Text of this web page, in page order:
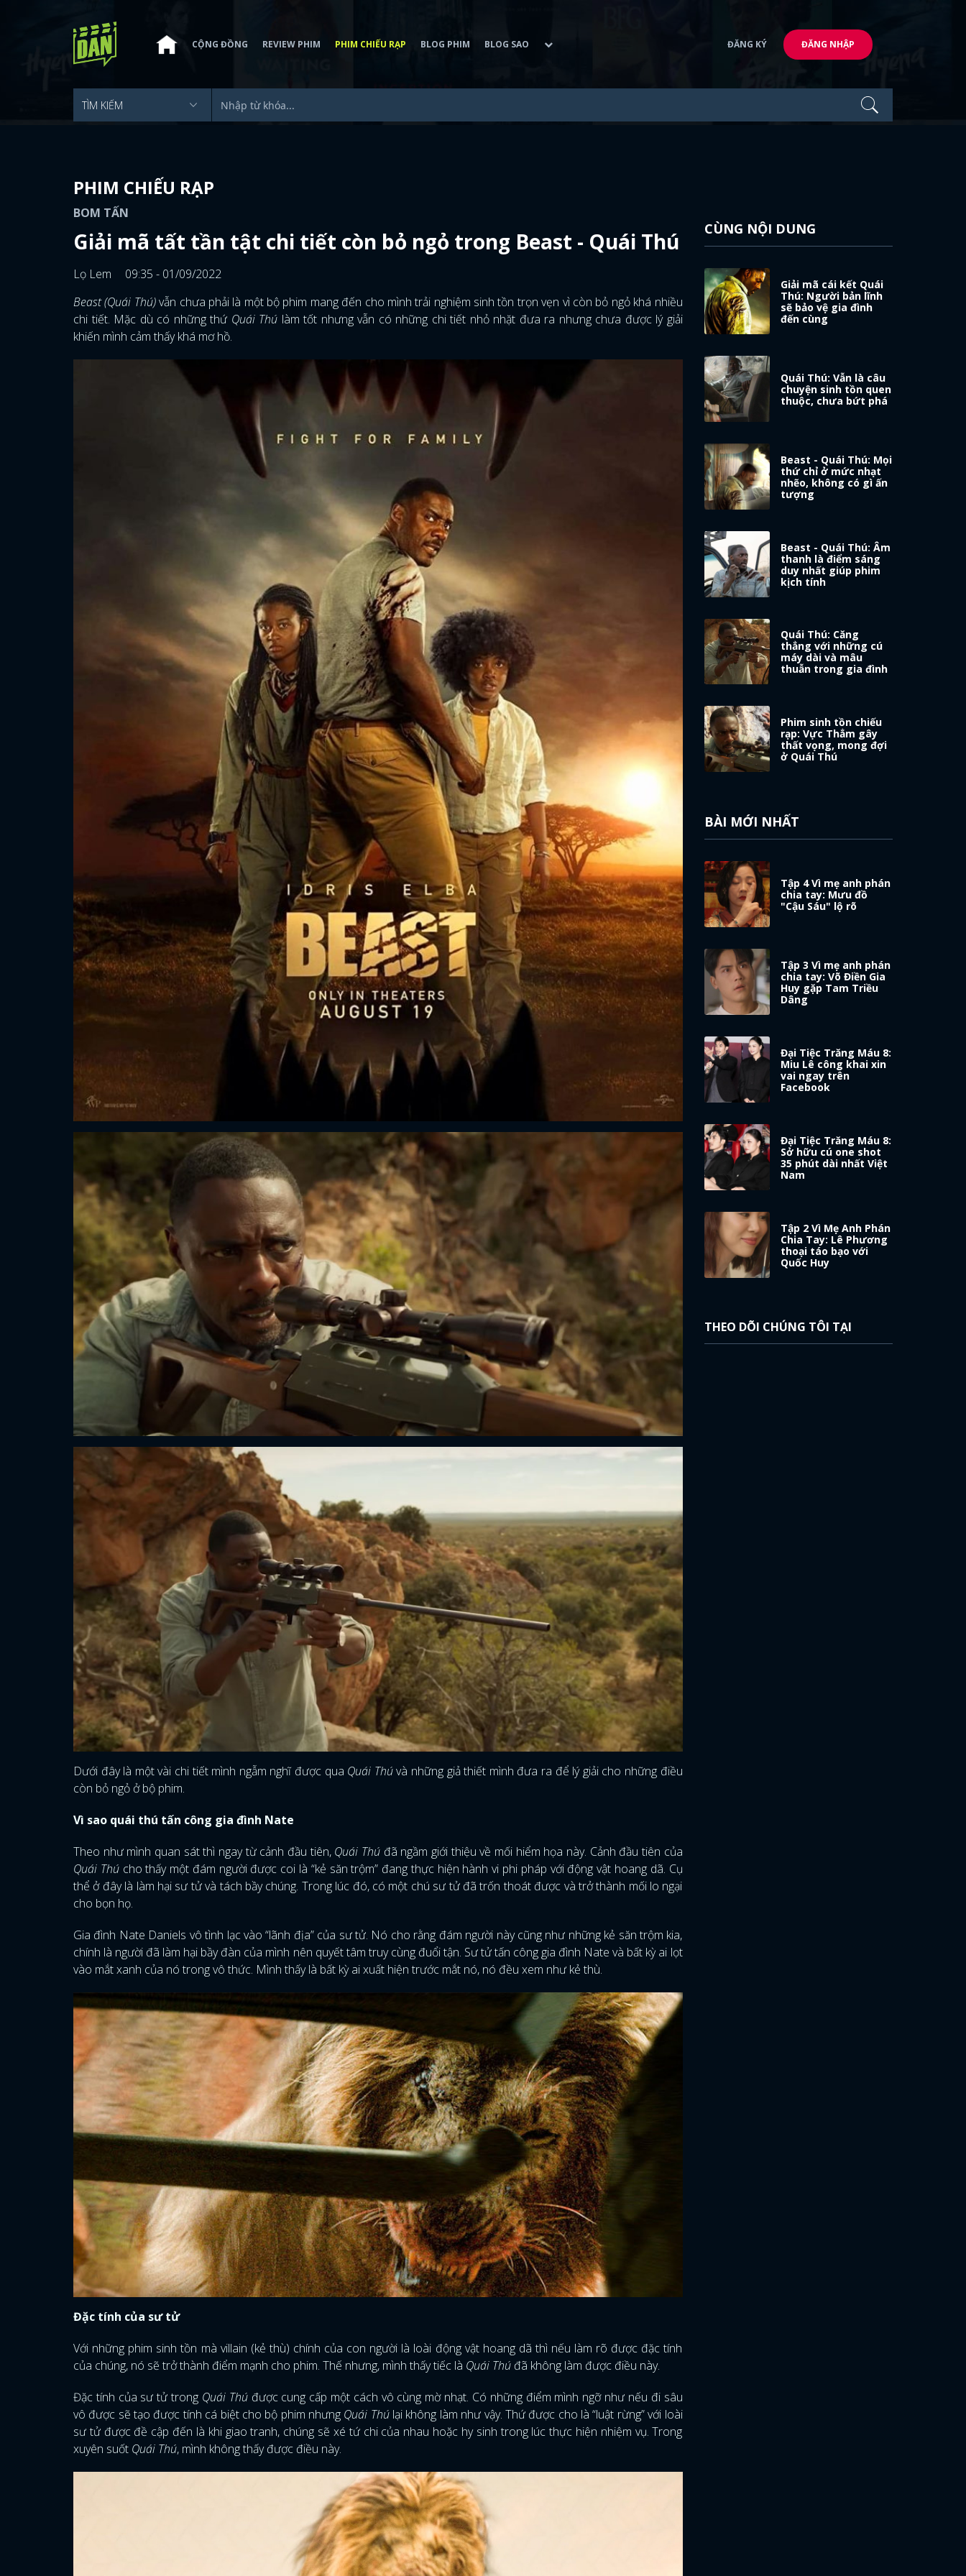
ĐĂNG NHẬP
FACEBOOK GOOGLE
CỘNG ĐỒNG REVIEW PHIM PHIM CHIẾU RẠP BLOG PHIM BLOG SAO ĐĂNG KÝ ĐĂNG NHẬP
PHIM CHIẾU RẠP
BOM TẤN
Giải mã tất tần tật chi tiết còn bỏ ngỏ trong Beast - Quái Thú
Lọ Lem
09:35 - 01/09/2022
Beast (Quái Thú)vẫn chưa phải là một bộ phim mang đến cho mình trải nghiệm sinh tồn trọn vẹn vì còn bỏ ngỏ khá nhiều
chi tiết. Mặc dù có những thứ Quái Thú làm tốt nhưng vẫn có những chi tiết nhỏ nhặt đưa ra nhưng chưa được lý giải
khiến mình cảm thấy khá mơ hồ.
Dưới đây là một vài chi tiết mình ngẫm nghĩ được qua Quái Thúvà những giả thiết mình đưa ra để lý giải cho những điều
còn bỏ ngỏ ở bộ phim.
Vì sao quái thú tấn công gia đình Nate
Theo như mình quan sát thì ngay từ cảnh đầu tiên,Quái Thú đã ngầm giới thiệu về mối hiểm họa này. Cảnh đầu tiên của
Quái Thúcho thấy một đám người được coi là “kẻ săn trộm” đang thực hiện hành vi phi pháp với động vật hoang dã. Cụ
thể ở đây là làm hại sư tử và tách bầy chúng. Trong lúc đó, có một chú sư tử đã trốn thoát được và trở thành mối lo ngại
cho bọn họ.
Gia đình Nate Daniels vô tình lạc vào “lãnh địa” của sư tử. Nó cho rằng đám người này cũng như những kẻ săn trộm kia,
chính là người đã làm hại bầy đàn của mình nên quyết tâm truy cùng đuổi tận. Sư tử tấn công gia đình Nate và bất kỳ ai lọt
vào mắt xanh của nó trong vô thức. Mình thấy là bất kỳ ai xuất hiện trước mắt nó, nó đều xem như kẻ thù.
Đặc tính của sư tử
Với những phim sinh tồn mà villain (kẻ thù) chính của con người là loài động vật hoang dã thì nếu làm rõ được đặc tính
của chúng, nó sẽ trở thành điểm mạnh cho phim. Thế nhưng, mình thấy tiếc là Quái Thú đã không làm được điều này.
Đặc tính của sư tử trong Quái Thú được cung cấp một cách vô cùng mờ nhạt. Có những điểm mình ngỡ như nếu đi sâu
vô được sẽ tạo được tính cá biệt cho bộ phim nhưng Quái Thúlại không làm như vậy. Thứ được cho là “luật rừng” với loài
sư tử được đề cập đến là khi giao tranh, chúng sẽ xé tứ chi của nhau hoặc hy sinh trong lúc thực hiện nhiệm vụ. Trong
xuyên suốt Quái Thú, mình không thấy được điều này.
CÙNG NỘI DUNG
Giải mã cái kết Quái
Thú: Người bản lĩnh
sẽ bảo vệ gia đình
đến cùng
Quái Thú: Vẫn là câu
chuyện sinh tồn quen
thuộc, chưa bứt phá
Beast - Quái Thú: Mọi
thứ chỉ ở mức nhạt
nhẽo, không có gì ấn
tượng
Beast - Quái Thú: Âm
thanh là điểm sáng
duy nhất giúp phim
kịch tính
Quái Thú: Căng
thẳng với những cú
máy dài và mâu
thuẫn trong gia đình
Phim sinh tồn chiếu
rạp: Vực Thẳm gây
thất vọng, mong đợi
ở Quái Thú
BÀI MỚI NHẤT
Tập 4 Vì mẹ anh phán
chia tay: Mưu đồ
"Cậu Sáu" lộ rõ
Tập 3 Vì mẹ anh phán
chia tay: Võ Điền Gia
Huy gặp Tam Triều
Dâng
Đại Tiệc Trăng Máu 8:
Miu Lê công khai xin
vai ngay trên
Facebook
Đại Tiệc Trăng Máu 8:
Sở hữu cú one shot
35 phút dài nhất Việt
Nam
Tập 2 Vì Mẹ Anh Phán
Chia Tay: Lê Phương
thoại táo bạo với
Quốc Huy
THEO DÕI CHÚNG TÔI TẠI